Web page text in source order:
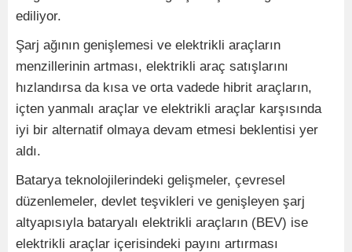
ediliyor.
Şarj ağının genişlemesi ve elektrikli araçların
menzillerinin artması, elektrikli araç satışlarını
hızlandırsa da kısa ve orta vadede hibrit araçların,
içten yanmalı araçlar ve elektrikli araçlar karşısında
iyi bir alternatif olmaya devam etmesi beklentisi yer
aldı.
Batarya teknolojilerindeki gelişmeler, çevresel
düzenlemeler, devlet teşvikleri ve genişleyen şarj
altyapısıyla bataryalı elektrikli araçların (BEV) ise
elektrikli araçlar içerisindeki payını artırması